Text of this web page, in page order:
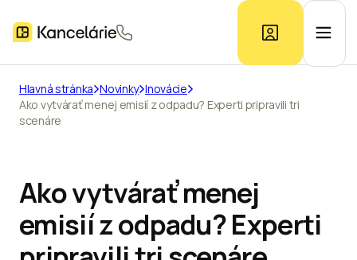
Ponuka kancelárií
Kontakt
Hlavná stránka Novinky Inovácie
Ako vytvárať menej emisií z odpadu? Experti pripravili tri
scenáre
Ako vytvárať menej
emisií z odpadu? Experti